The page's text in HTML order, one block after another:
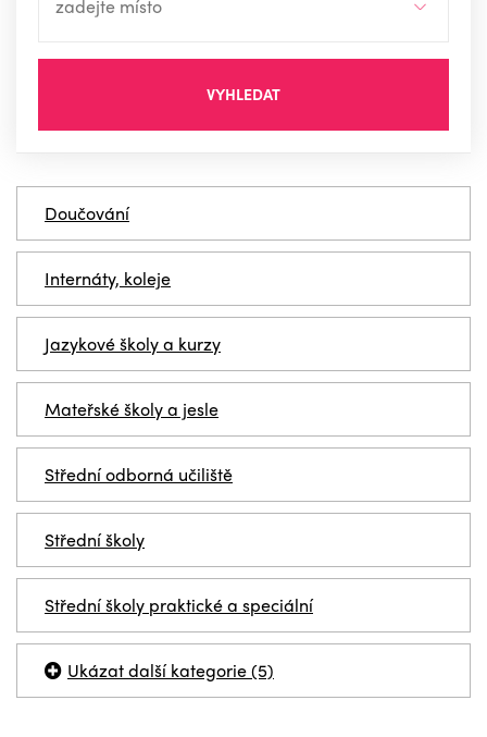
VYHLEDAT
Doučování
Internáty, koleje
Jazykové školy a kurzy
Mateřské školy a jesle
Střední odborná učiliště
Střední školy
Střední školy praktické a speciální
Ukázat další kategorie (5)